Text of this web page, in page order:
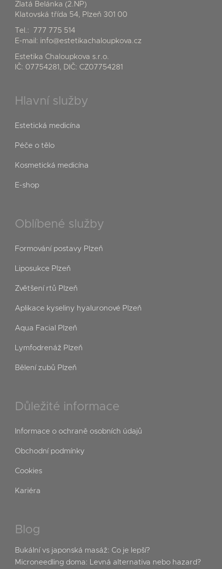
Zlatá Belánka (2.NP)
Klatovská třída 54, Plzeň 301 00
Tel.:
777 775 514
E-mail: info@estetikachaloupkova.cz
Estetika Chaloupkova s.r.o.
IČ: 07754281, DIČ: CZ07754281
Hlavní služby
Estetická medicína
Péče o tělo
Kosmetická medicína
E-shop
Oblíbené služby
Formování postavy Plzeň
Liposukce Plzeň
Zvětšení rtů Plzeň
Aplikace kyseliny hyaluronové Plzeň
Aqua Facial Plzeň
Lymfodrenáž Plzeň
Bělení zubů Plzeň
Důležité informace
Informace o ochraně osobních údajů
Obchodní podmínky
Cookies
Kariéra
Blog
Bukální vs japonská masáž: Co je lepší?
Microneedling doma: Levná alternativa nebo hazard?